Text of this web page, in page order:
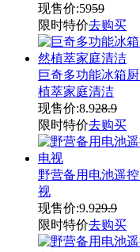
现售价:5959
限时特价去购买
巨奇多功能冰箱
植萃家庭清洁
现售价:8.928.9
限时特价去购买
野营备用电池遥
视
现售价:9.929.9
限时特价去购买